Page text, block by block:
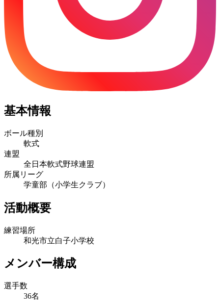
基本情報
ボール種別
軟式
連盟
全日本軟式野球連盟
所属リーグ
学童部（小学生クラブ）
活動概要
練習場所
和光市立白子小学校
メンバー構成
選手数
36名